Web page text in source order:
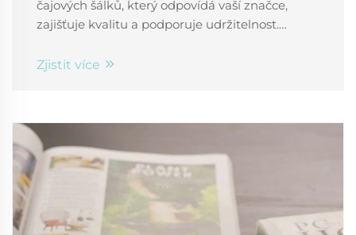
čajových šálků, který odpovídá vaší značce,
zajišťuje kvalitu a podporuje udržitelnost.
personalizace a spolehlivosti dodavatelů.
Zjistit více